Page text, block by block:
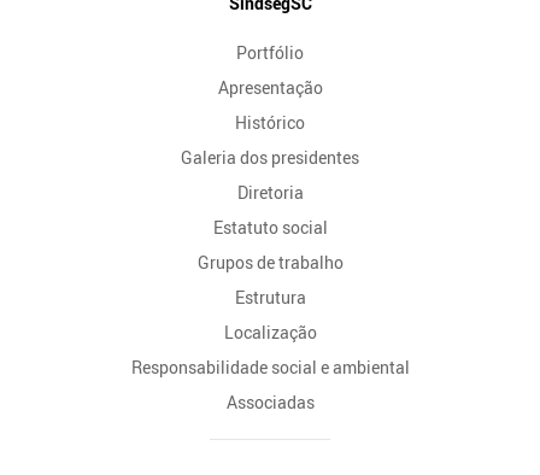
Portfólio
Apresentação
Histórico
Galeria dos presidentes
Diretoria
Estatuto social
Grupos de trabalho
Estrutura
Localização
Responsabilidade social e ambiental
Associadas